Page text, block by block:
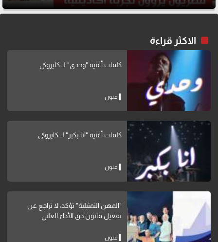
الاكثر قراءة
كلمات أغنية "وحدي" لــ كايروكي
فنون
كلمات أغنية "انا بكبر" لــ كايروكي
فنون
"المهن التمثيلية" تؤكد: لا تراجع عن
تفعيل قانون حق الأداء العلني
فنون